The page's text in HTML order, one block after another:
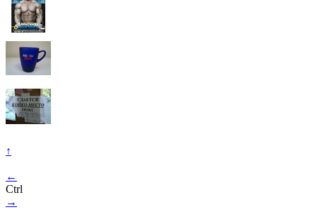
↑
←
Ctrl
→